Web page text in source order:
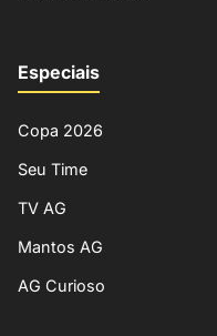
Especiais
Copa 2026
Seu Time
TV AG
Mantos AG
AG Curioso